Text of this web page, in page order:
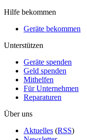
Hilfe bekommen
Geräte bekommen
Unterstützen
Geräte spenden
Geld spenden
Mithelfen
Für Unternehmen
Reparaturen
Über uns
Aktuelles (RSS)